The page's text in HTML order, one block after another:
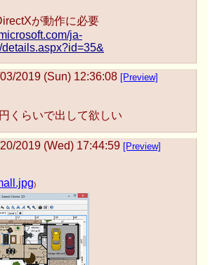
が動作に必要
ja-
2019 (Sun) 12:36:08 [Preview]
くらいで出して欲しい
2019 (Wed) 17:44:59 [Preview]
)